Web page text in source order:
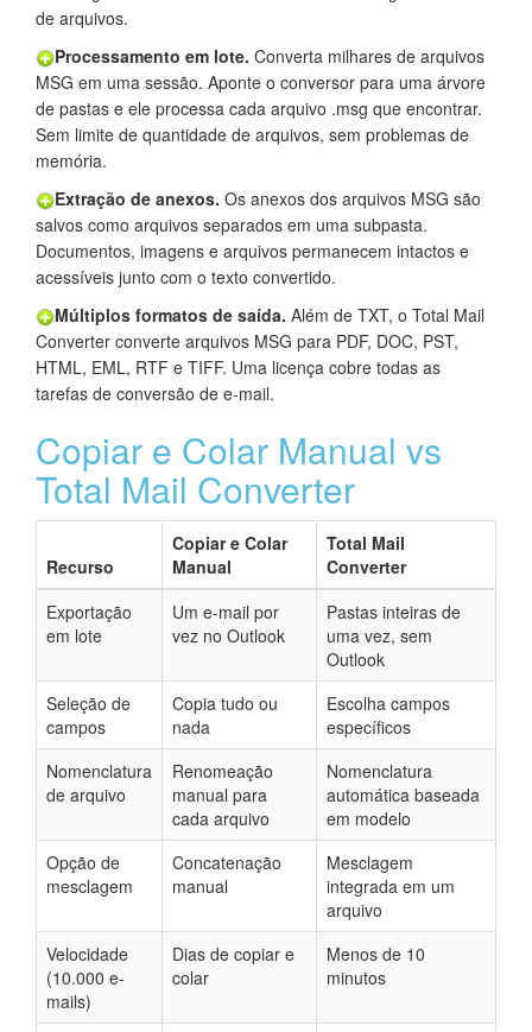
de arquivos.
Processamento em lote. Converta milhares de arquivos
MSG em uma sessão. Aponte o conversor para uma árvore
de pastas e ele processa cada arquivo .msg que encontrar.
Sem limite de quantidade de arquivos, sem problemas de
memória.
Extração de anexos. Os anexos dos arquivos MSG são
salvos como arquivos separados em uma subpasta.
Documentos, imagens e arquivos permanecem intactos e
acessíveis junto com o texto convertido.
Múltiplos formatos de saída. Além de TXT, o Total Mail
Converter converte arquivos MSG para PDF, DOC, PST,
HTML, EML, RTF e TIFF. Uma licença cobre todas as
tarefas de conversão de e-mail.
Copiar e Colar Manual vs
Total Mail Converter
Recurso
Copiar e Colar
Manual
Total Mail
Converter
Exportação
em lote
Um e-mail por
vez no Outlook
Pastas inteiras de
uma vez, sem
Outlook
Seleção de
campos
Copia tudo ou
nada
Escolha campos
específicos
Nomenclatura
de arquivo
Renomeação
manual para
cada arquivo
Nomenclatura
automática baseada
em modelo
Opção de
mesclagem
Concatenação
manual
Mesclagem
integrada em um
arquivo
Velocidade
(10.000 e-
mails)
Dias de copiar e
colar
Menos de 10
minutos